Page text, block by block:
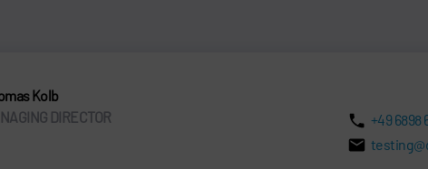
Kolb
DIRECTOR
+49 6898